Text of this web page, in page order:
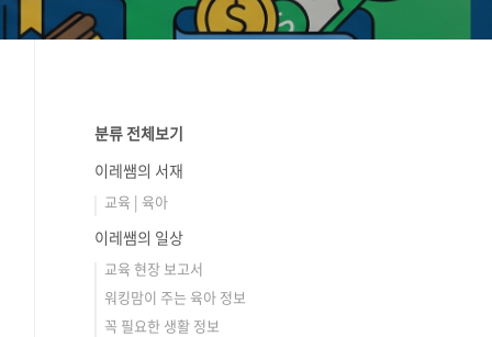
분류 전체보기
이레쌤의 서재
교육 | 육아
이레쌤의 일상
교육 현장 보고서
워킹맘이 주는 육아 정보
꼭 필요한 생활 정보